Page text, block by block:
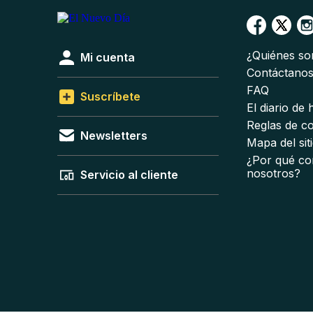
Mi cuenta
Suscríbete
Newsletters
Servicio al cliente
¿Quiénes
Contáctanos
FAQ
El diario de
Reglas de
Mapa del
¿Por qué
nosotros?